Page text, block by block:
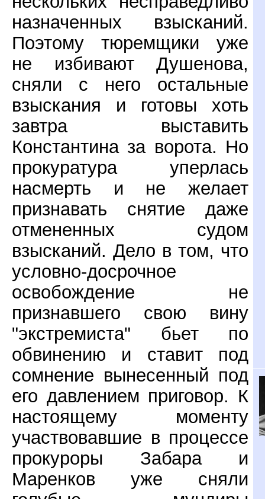
назначенных взысканий.
Поэтому тюремщики уже
не избивают Душенова,
сняли с него остальные
взыскания и готовы хоть
завтра выставить
Константина за ворота. Но
прокуратура уперлась
насмерть и не желает
признавать снятие даже
отмененных судом
взысканий. Дело в том, что
условно-досрочное
освобождение не
признавшего свою вину
"экстремиста" бьет по
обвинению и ставит под
сомнение вынесенный под
его давлением приговор. К
настоящему моменту
участвовавшие в процессе
прокуроры Забара и
Маренков уже сняли